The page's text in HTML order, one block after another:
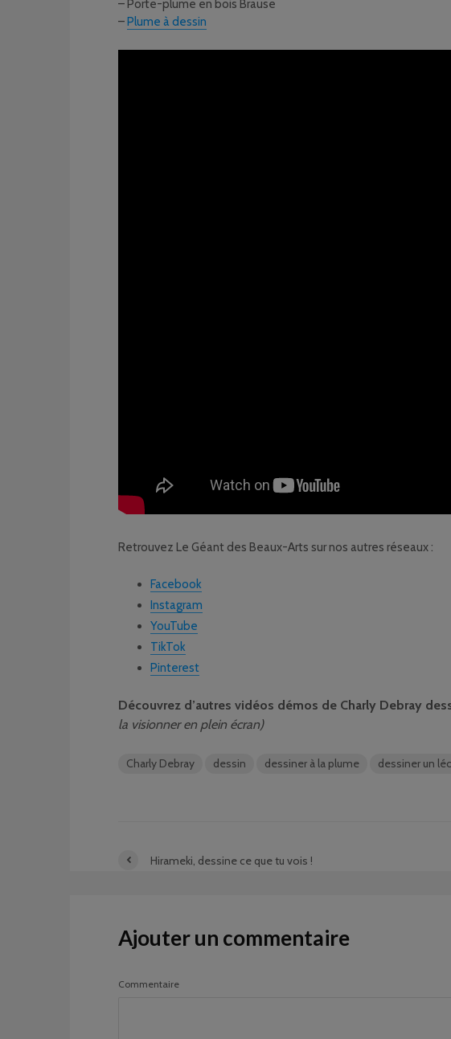
– Porte-plume en bois Brause
–Plume à dessin
Retrouvez Le Géant des Beaux-Arts sur nos autres réseaux :
Facebook
Instagram
YouTube
TikTok
Pinterest
Découvrez d’autres vidéos démos de Charly Debray
la visionner en plein écran)
Charly Debray dessin dessiner à la plume dessiner un
Hirameki, dessine ce que tu vois !
Ajouter un commentaire
Commentaire